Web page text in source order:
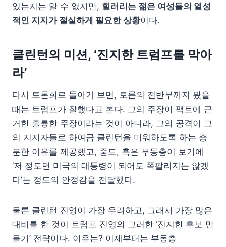
있는지는 알 수 없지만, 힐러리는 젊은 여성들의 열성
적인 지지가 절실하게 필요한 상황이다.
클린턴의 미션, ‘진지한 트럼프를 막아
라’
다시 토론회로 돌아가 보면, 토론의 전반부까지 봤을
때는 트럼프가 잘했다고 본다. 그의 주장이 팩트에 근
거한 훌륭한 주장이라는 것이 아니라, 그의 공격이 그
의 지지자들로 하여금 클린턴을 미워하도록 하는 충
분한 이유를 제공했고, 중도, 혹은 부동층이 보기에
‘저 정도면 미국의 대통령이 되어도 쪽팔리지는 않겠
다’는 정도의 안정감을 전달했다.
물론 클린턴 진영이 가장 우려하고, 그래서 가장 많은
대비를 한 것이 트럼프 진영의 그러한 ‘진지한 후보 만
들기’ 전략이다. 이유는? 이제부터는 부동층